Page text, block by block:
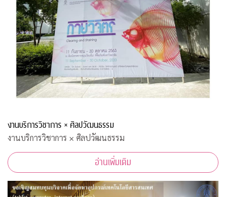
งานบริการวิชาการ × ศิลปวัฒนธรรม
งานบริการวิชาการ × ศิลปวัฒนธรรม
อ่านเพิ่มเติม